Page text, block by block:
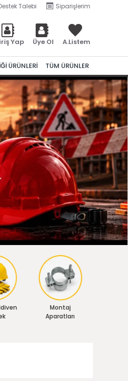
Talebi Siparişlerim
Yap Üye Ol A.Listem
ÜRÜNLERİ TÜM ÜRÜNLER
Montaj
Aparatları